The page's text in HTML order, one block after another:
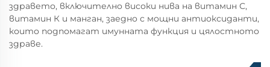
здравето, включително високи нива на витамин С,
витамин К и манган, заедно с мощни антиоксиданти,
които подпомагат имунната функция и цялостното
здраве.